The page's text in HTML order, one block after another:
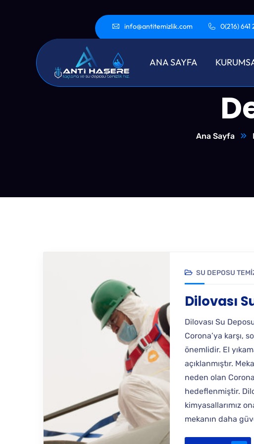
info@antitemizlik.com 0(216) 641
ANA SAYFA
Ana Sayfa
SU DEPOSU
Dilovası
Dilovası Su
Corona’ya karşı,
önemlidir. El
açıklanmıştır.
neden olan
hedeflenmiştir.
kimyasallarımız
mekanın daha